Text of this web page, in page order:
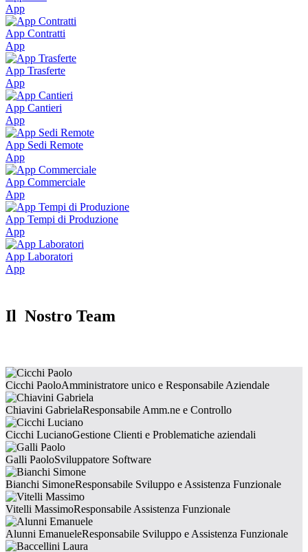
App
App Contratti
App
App Trasferte
App
App Cantieri
App
App Sedi Remote
App
App Commerciale
App
App Tempi di Produzione
App
App Laboratori
App
Il Nostro Team
Cicchi PaoloAmministratore unico e Responsabile Aziendale
Chiavini GabrielaResponsabile Amm.ne e Controllo
Cicchi LucianoGestione Clienti e Problematiche aziendali
Galli PaoloSviluppatore Software
Bianchi SimoneResponsabile Sviluppo e Assistenza Funzionale
Vitelli MassimoResponsabile Assistenza Funzionale
Alunni EmanueleResponsabile Sviluppo e Assistenza Funzionale